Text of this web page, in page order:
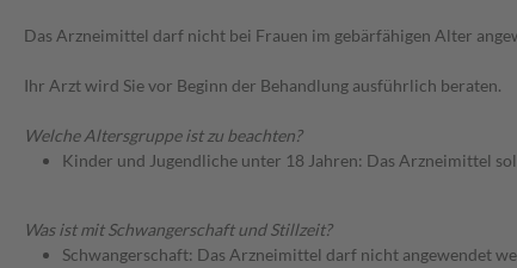
Das Arzneimittel darf nicht bei Frauen im gebärfähigen Alter
Ihr Arzt wird Sie vor Beginn der Behandlung ausführlich beraten.
Welche Altersgruppe ist zu beachten?
Kinder und Jugendliche unter 18 Jahren: Das Arzneimittel
Was ist mit Schwangerschaft und Stillzeit?
Schwangerschaft: Das Arzneimittel darf nicht angewendet